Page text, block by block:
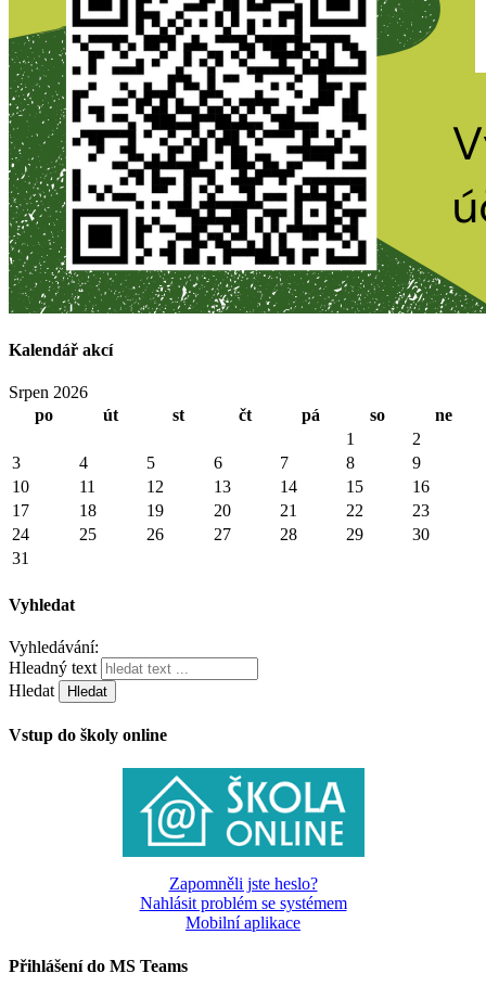
Kalendář akcí
Srpen 2026
po
út st čt pá so
ne
1
2
3
4 5 6 7 8
9
10
11 12 13 14 15
16
17
18 19 20 21 22
23
24
25 26 27 28 29
30
31
Vyhledat
Vyhledávání:
Hleadný text
Hledat
Vstup do školy online
Zapomněli jste heslo?
Nahlásit problém se systémem
Mobilní aplikace
Přihlášení do MS Teams